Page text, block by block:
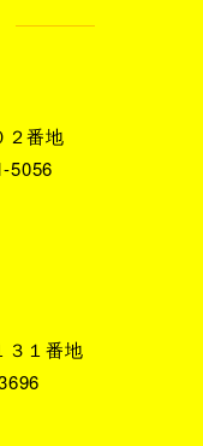
２番地
5056
３１番地